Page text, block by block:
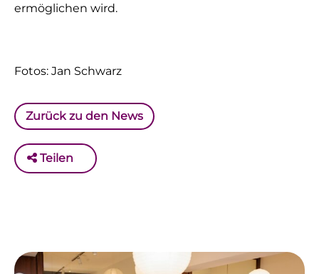
ermöglichen wird.
Fotos: Jan Schwarz
Zurück zu den News
Teilen